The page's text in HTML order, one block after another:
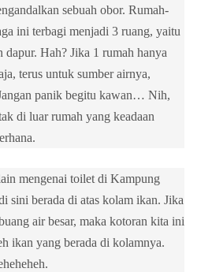
sebuah obor. Rumah-
ini terbagi menjadi 3 ruang, yaitu
dapur. Hah? Jika 1 rumah hanya
terus untuk sumber airnya,
panik begitu kawan… Nih,
di luar rumah yang keadaan
mengenai toilet di Kampung
sini berada di atas kolam ikan. Jika
air besar, maka kotoran kita ini
ikan yang berada di kolamnya.